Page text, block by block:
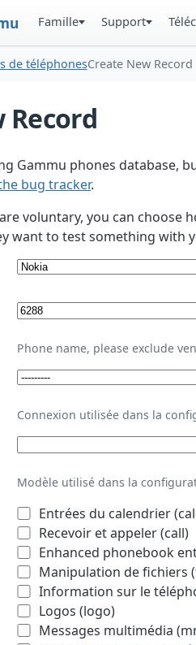
Famille Support
de téléphonesCreate New Record
Record
Gammu phones database,
bug tracker.
voluntary, you can choose
want to test something with
Phone name, please exclude
Connexion utilisée dans la
Modèle utilisé dans la
Entrées du calendrier
Recevoir et appeler (call)
Enhanced phonebook
Manipulation de fichiers
Information sur le
Logos (logo)
Messages multimédia